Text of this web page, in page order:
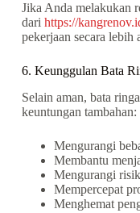
Jika Anda melakukan
dari https://
pekerjaan secara lebih
6. Keunggulan Bata
Selain aman, bata
keuntungan tambahan:
Mengurangi
Membantu
Mengurangi
Mempercepat
Menghemat